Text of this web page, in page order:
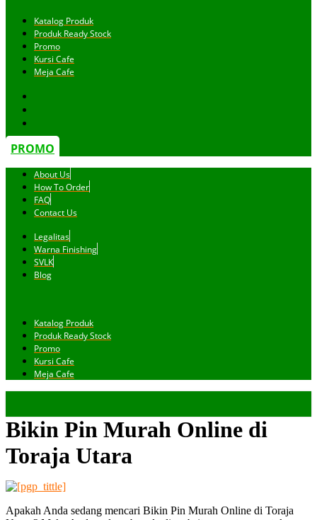
Katalog Produk
Produk Ready Stock
Promo
Kursi Cafe
Meja Cafe
PROMO
About Us
How To Order
FAQ
Contact Us
Legalitas
Warna Finishing
SVLK
Blog
Katalog Produk
Produk Ready Stock
Promo
Kursi Cafe
Meja Cafe
Bikin Pin Murah Online di
Toraja Utara
Apakah Anda sedang mencari Bikin Pin Murah Online di Toraja